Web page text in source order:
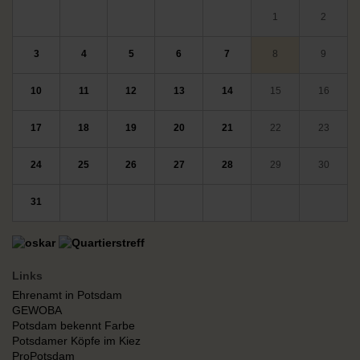
1 2
3 4 5 6 7 8 9
10 11 12 13 14 15 16
17 18 19 20 21 22 23
24 25 26 27 28 29 30
31
Links
Ehrenamt in Potsdam
GEWOBA
Potsdam bekennt Farbe
Potsdamer Köpfe im Kiez
ProPotsdam